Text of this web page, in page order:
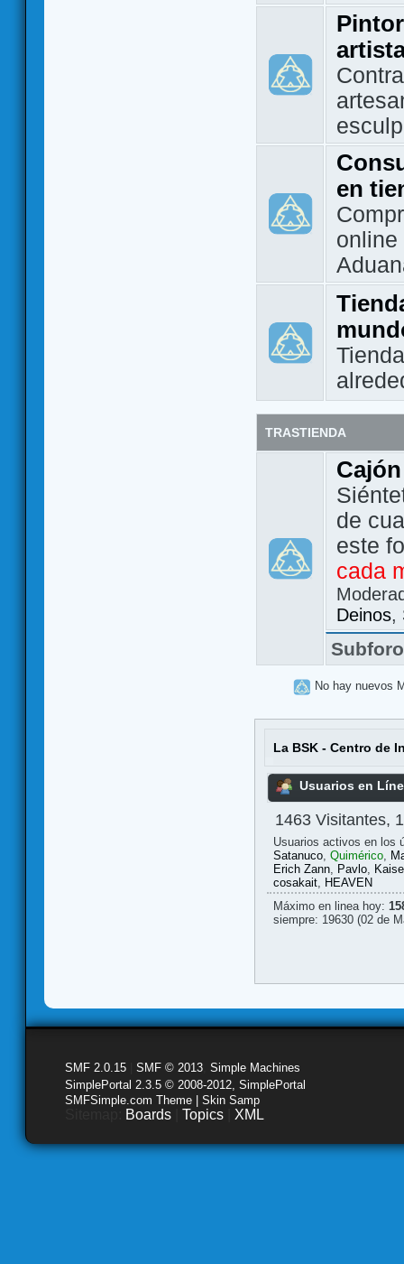
en
TRASTIENDA
de
este
cada
Deinos,
No hay nuevos
La BSK - Centro de
Usuarios en
1463 Visitantes,
Usuarios activos en los
Satanuco, Quimérico,
Erich Zann, Pavlo,
cosakait, HEAVEN
Máximo en linea hoy:
siempre: 19630 (02 de
SMF 2.0.15 SMF © 2013 Simple Machines
SimplePortal 2.3.5 © 2008-2012, SimplePortal
SMFSimple.com Theme | Skin Samp
Boards Topics XML